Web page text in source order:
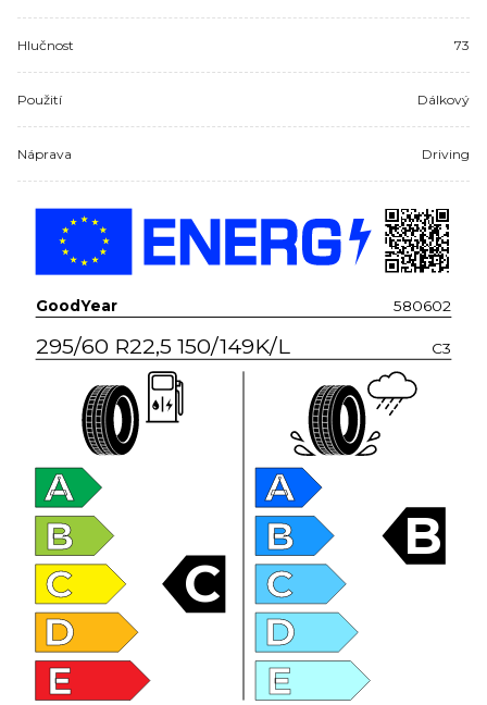
Hlučnost 73
Použití Dálkový
Náprava Driving
GoodYear 580602
295/60 R22,5 150/149K/L C3
A
B
C
D
E
C
A
B
C
D
E
B